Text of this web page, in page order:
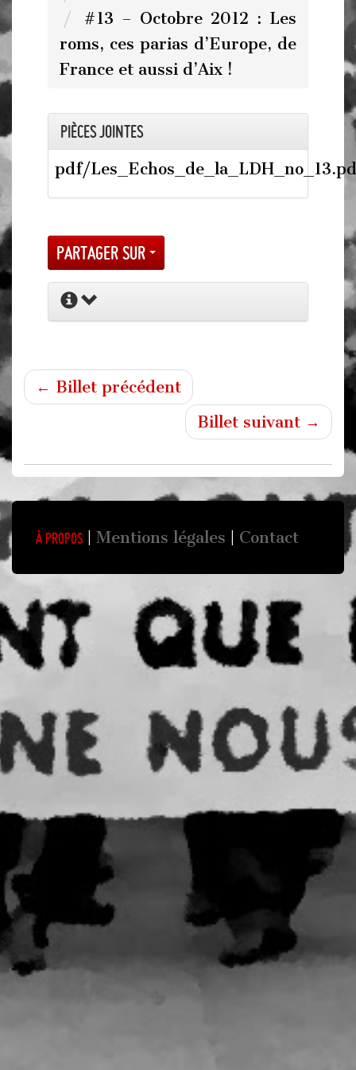
#13 – Octobre 2012 : Les
roms, ces parias d’Europe, de
France et aussi d’Aix !
Pièces jointes
pdf/
Partager sur
← Billet précédent
Billet suivant →
À propos Mentions légales Contact